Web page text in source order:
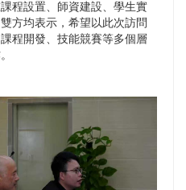
程設置、師資建設、學生實
方均表示，希望以此次訪問
程開發、技能競賽等多個層